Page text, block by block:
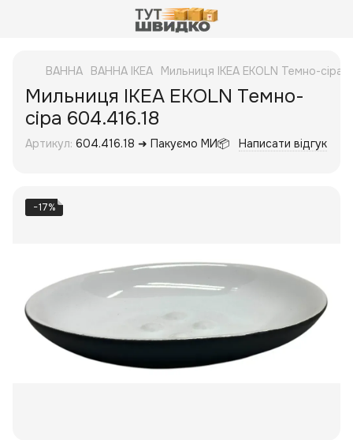
ВАННА ВАННА IKEA Мильниця IKEA EKOLN Темно-сіра
Мильниця IKEA EKOLN Темно-
сіра 604.416.18
Артикул: 604.416.18 ➜ Пакуємо МИ📦 Написати відгук
−17%